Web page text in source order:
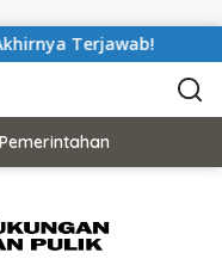
Terjawab!
Pemerintahan